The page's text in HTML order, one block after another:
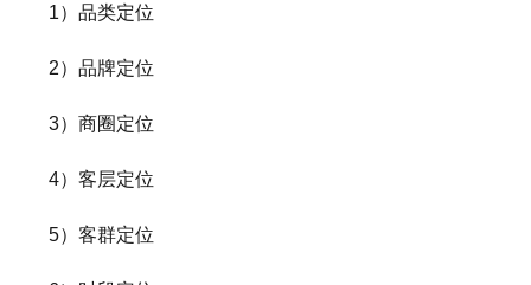
1）品类定位
2）品牌定位
3）商圈定位
4）客层定位
5）客群定位